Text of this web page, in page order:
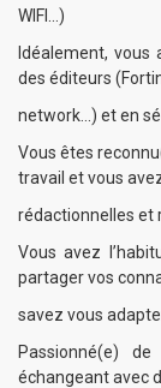
WIFI…)
Idéalement, vous
des éditeurs
network…) et en
Vous êtes
travail et vous
rédactionnelles et
Vous avez
partager vos
savez vous
Passionné(e)
échangeant avec